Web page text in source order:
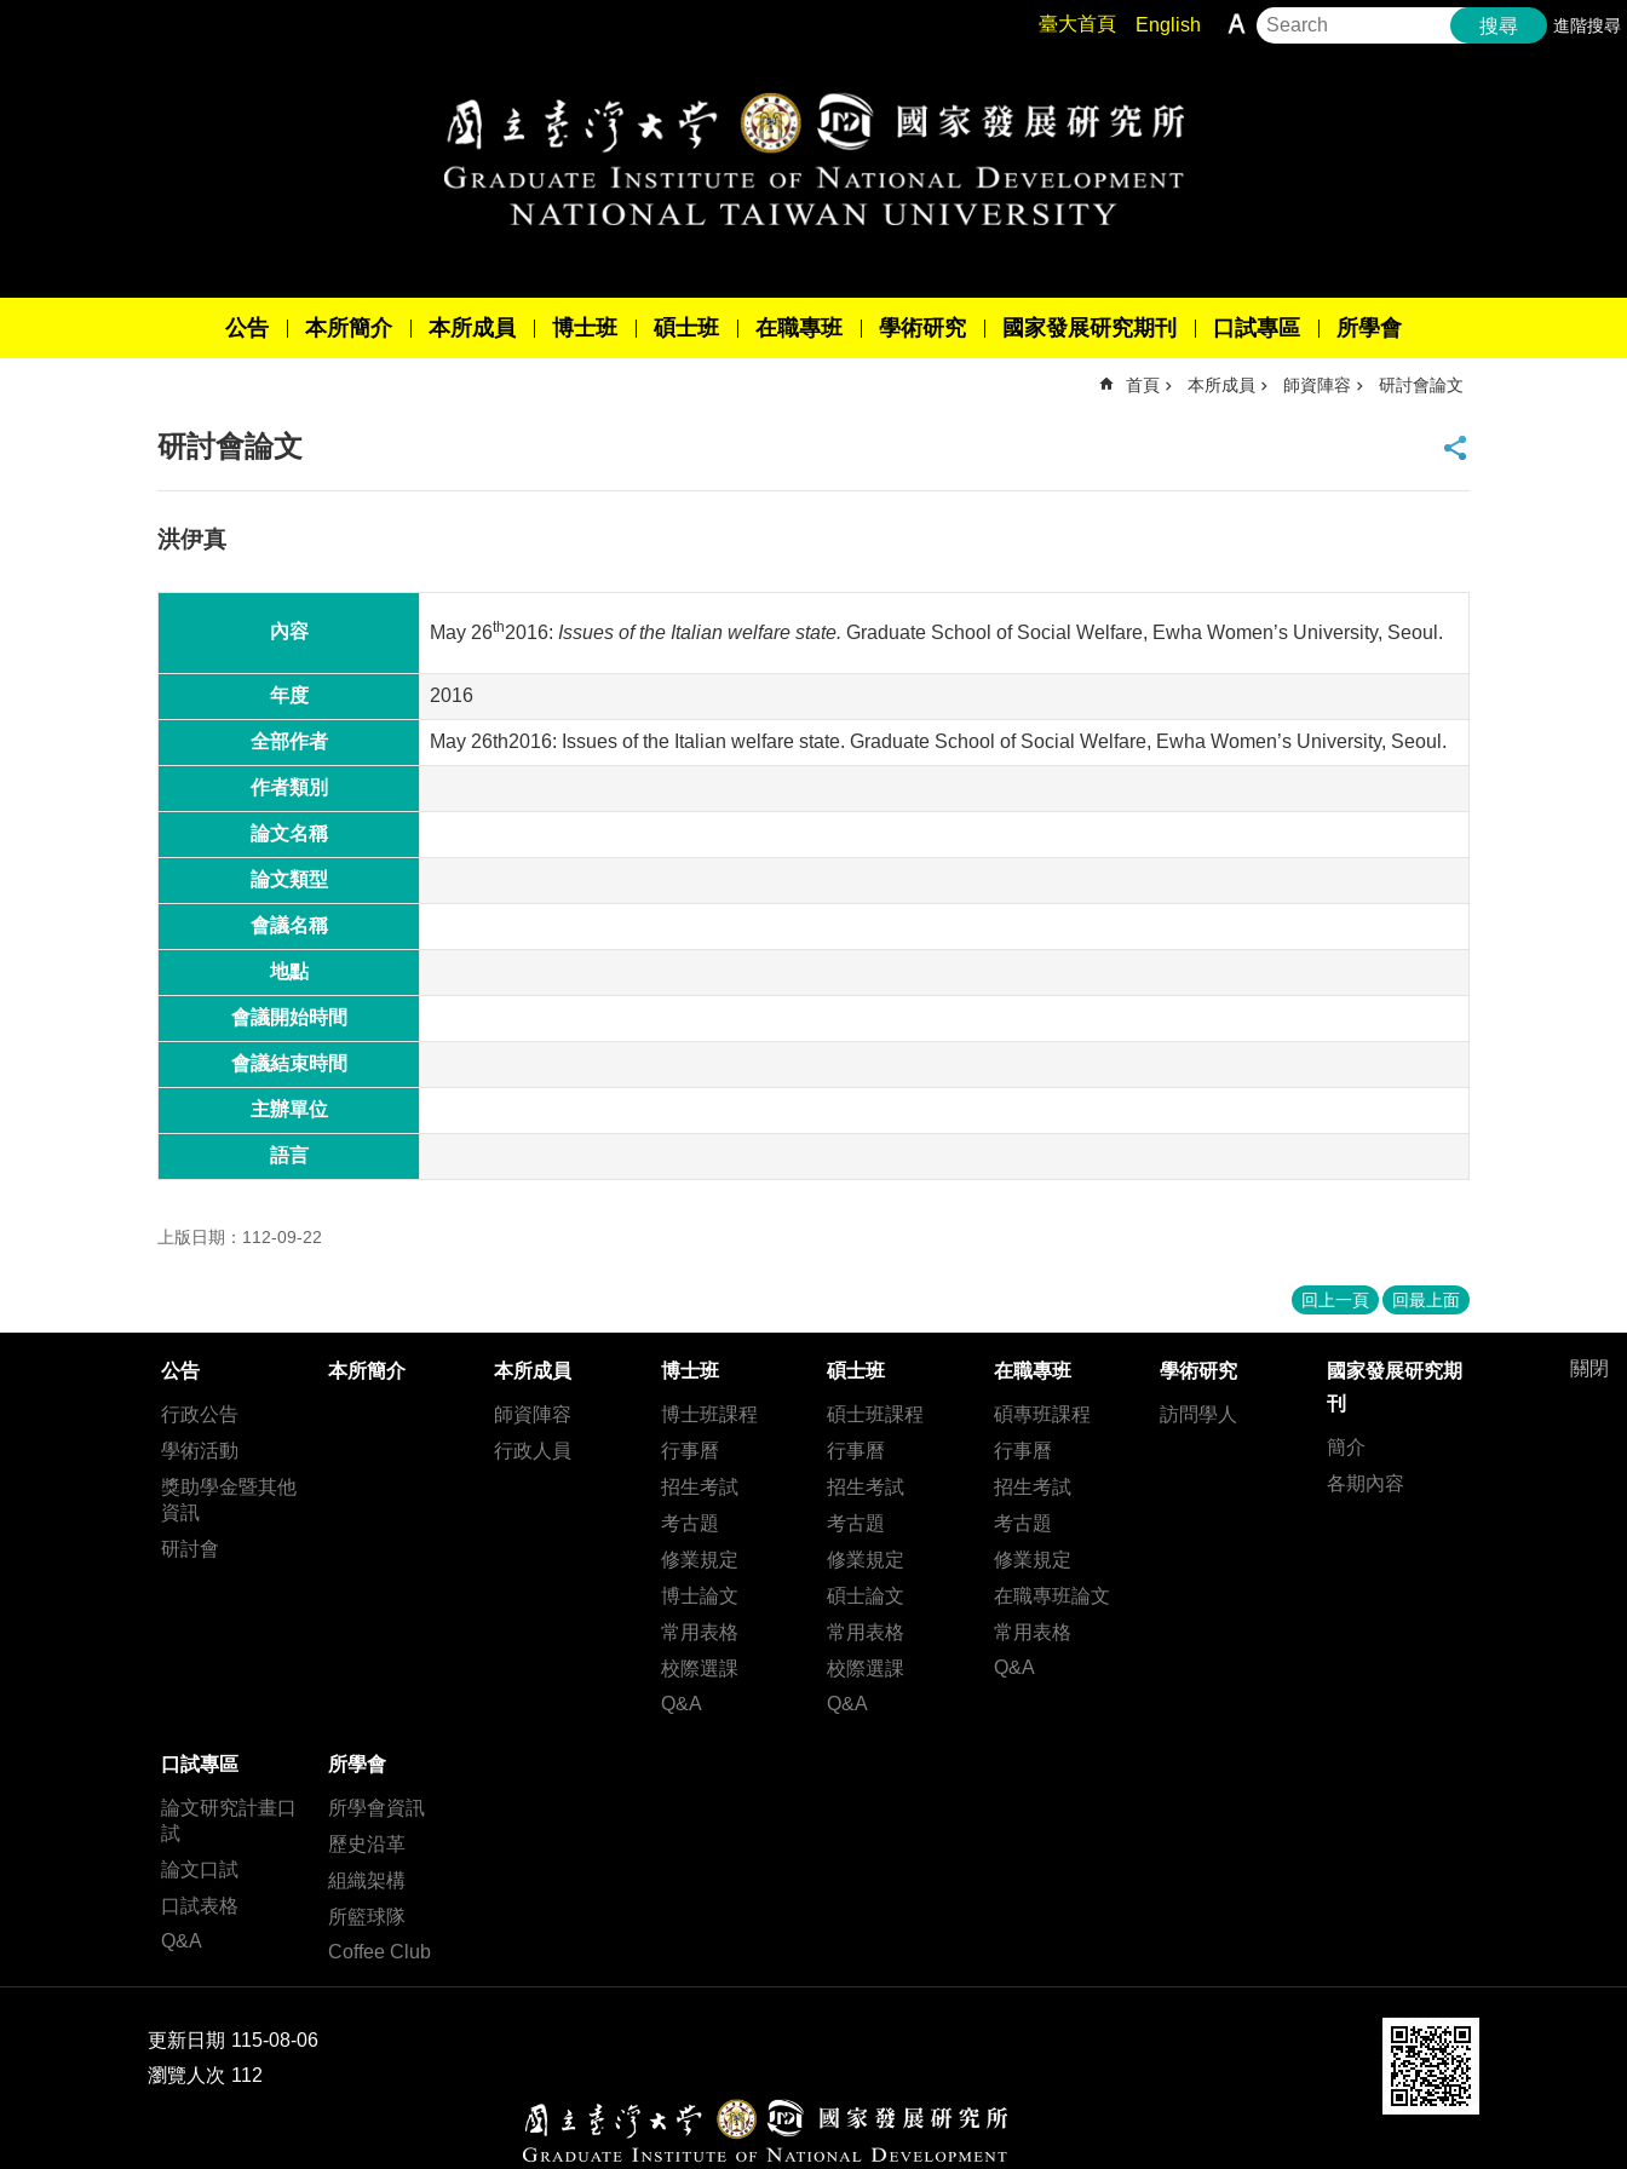
臺大首頁 English 搜尋 進階搜尋
公告 本所簡介 本所成員 博士班 碩士班 在職專班 學術研究 國家發展研究期刊 口試專區 所學會
首頁 本所成員 師資陣容 研討會論文
研討會論文
洪伊真
內容 May 26th2016: Issues of the Italian welfare state. Graduate School of Social Welfare, Ewha Women’s University, Seoul.
年度 2016
全部作者 May 26th2016: Issues of the Italian welfare state. Graduate School of Social Welfare, Ewha Women’s University, Seoul.
作者類別
論文名稱
論文類型
會議名稱
地點
會議開始時間
會議結束時間
主辦單位
語言
上版日期：112-09-22
回上一頁 回最上面
關閉
公告
行政公告
學術活動
獎助學金暨其他
資訊
研討會
本所簡介 本所成員
師資陣容
行政人員
博士班
博士班課程
行事曆
招生考試
考古題
修業規定
博士論文
常用表格
校際選課
Q&A
碩士班
碩士班課程
行事曆
招生考試
考古題
修業規定
碩士論文
常用表格
校際選課
Q&A
在職專班
碩專班課程
行事曆
招生考試
考古題
修業規定
在職專班論文
常用表格
Q&A
學術研究
訪問學人
國家發展研究期
刊
簡介
各期內容
口試專區
論文研究計畫口
試
論文口試
口試表格
Q&A
所學會
所學會資訊
歷史沿革
組織架構
所籃球隊
Coffee Club
更新日期 115-08-06
瀏覽人次 112